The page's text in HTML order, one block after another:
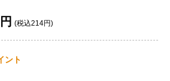
(税込214円)
ント